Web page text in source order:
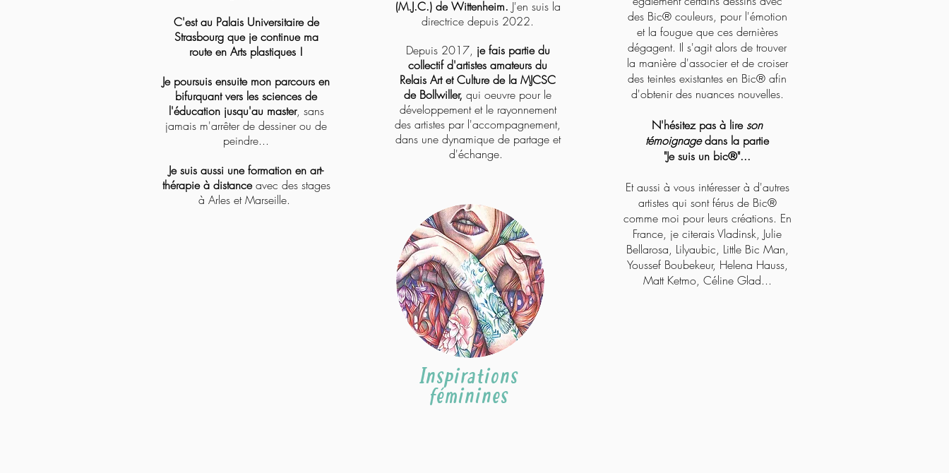
C'est au Palais Universitaire de
Strasbourg que je continue ma
route en Arts plastiques !
Je poursuis ensuite mon parcours en
bifurquant vers les sciences de
l'éducation jusqu'au master, sans
jamais m'arrêter de dessiner ou de
peindre...
Je suis aussi une formation en art-
thérapie à distanceavec des stages
à Arles et Marseille.
(M.J.C.) de Wittenheim. J'en suis la
directrice depuis 2022.
Depuis 2017, je fais partie du
collectif d'artistes amateurs du
Relais Art et Culture de la MJCSC
de Bollwiller, qui oeuvre pour le
développement et le rayonnement
des artistes par l'accompagnement,
dans une dynamique de partage et
d'échange.
Inspirations
féminines
des Bic® couleurs, pour l'émotion
et la fougue que ces dernières
dégagent. Il s'agit alors de trouver
la manière d'associer et de croiser
des teintes existantes en Bic® afin
d'obtenir des nuances nouvelles.
N'hésitez pas à lire son
témoignagedans la partie
"Je suis un bic®"...
Et aussi à vous intéresser à d'autres
artistes qui sont férus de Bic®
comme moi pour leurs créations. En
France, je citerais Vladinsk, Julie
Bellarosa, Lilyaubic, Little Bic Man,
Youssef Boubekeur, Helena Hauss,
Matt Ketmo, Céline Glad...